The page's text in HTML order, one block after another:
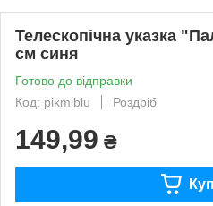
Телескопічна указка
см синя
Готово до відправки
Код: pikmiblu
Роздріб
149,99 ₴